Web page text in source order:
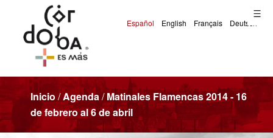
Inicio /Agenda/Matinales Flamencas 2014 - 16
de febrero al 6 de abril